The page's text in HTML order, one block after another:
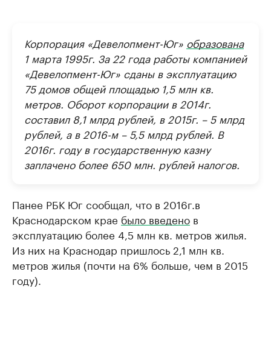
Корпорация «Девелопмент-Юг» образована
1 марта 1995г. За 22 года работы компанией
«Девелопмент-Юг» сданы в эксплуатацию
75 домов общей площадью 1,5 млн кв.
метров. Оборот корпорации в 2014г.
составил 8,1 млрд рублей, в 2015г. – 5 млрд
рублей, а в 2016-м – 5,5 млрд рублей. В
2016г. году в государственную казну
заплачено более 650 млн. рублей налогов.
Панее РБК Юг сообщал, что в 2016г.в
Краснодарском крае было введено в
эксплуатацию более 4,5 млн кв. метров жилья.
Из них на Краснодар пришлось 2,1 млн кв.
метров жилья (почти на 6% больше, чем в 2015
году).